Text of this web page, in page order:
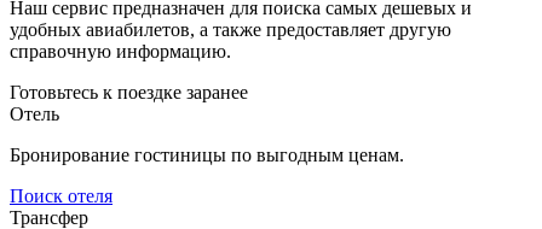
Наш сервис предназначен для поиска самых дешевых и
удобных авиабилетов, а также предоставляет другую
справочную информацию.
Готовьтесь к поездке заранее
Отель
Бронирование гостиницы по выгодным ценам.
Поиск отеля
Трансфер